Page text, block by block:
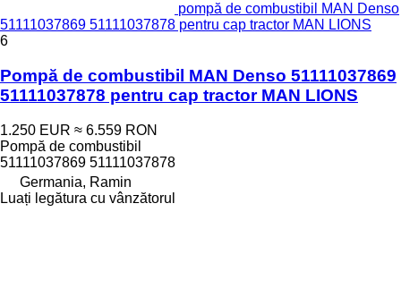
pompă de combustibil MAN Denso
51111037869 51111037878 pentru cap tractor MAN LIONS
6
Pompă de combustibil MAN Denso 51111037869
51111037878 pentru cap tractor MAN LIONS
1.250 EUR ≈ 6.559 RON
Pompă de combustibil
51111037869 51111037878
Germania, Ramin
Luați legătura cu vânzătorul